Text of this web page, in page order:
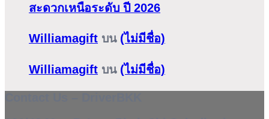
สะดวกเหนือระดับ ปี 2026
Williamagift บน (ไม่มีชื่อ)
Williamagift บน (ไม่มีชื่อ)